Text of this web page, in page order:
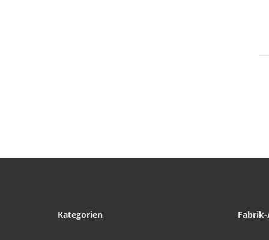
Kategorien